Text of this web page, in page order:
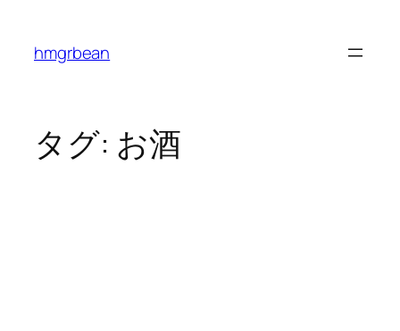
hmgrbean
タグ: お酒